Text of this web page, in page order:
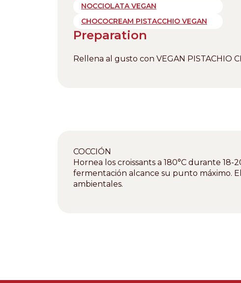
NOCCIOLATA VEGAN
CHOCOCREAM PISTACCHIO VEGAN
Preparation
Rellena al gusto con VEGAN PISTACHIO
COCCIÓN
Hornea los croissants a 180°C durante
fermentación alcance su punto máximo.
ambientales.